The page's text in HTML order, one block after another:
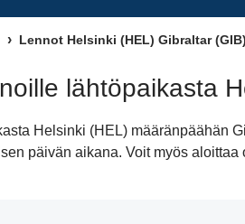
Lennot Helsinki (HEL) Gibraltar (GIB)
lähtöpaikasta
Helsinki (HEL) määränpäähän
päivän aikana. Voit myös